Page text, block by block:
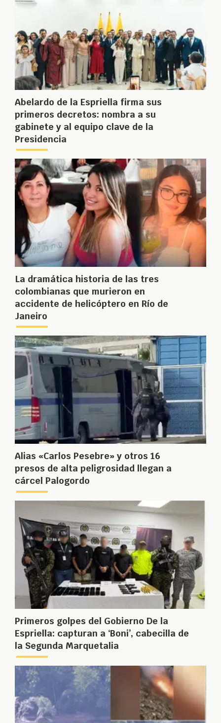
Abelardo de la Espriella firma sus
primeros decretos: nombra a su
gabinete y al equipo clave de la
Presidencia
La dramática historia de las tres
colombianas que murieron en
accidente de helicóptero en Río de
Janeiro
Alias «Carlos Pesebre» y otros 16
presos de alta peligrosidad llegan a
cárcel Palogordo
Primeros golpes del Gobierno De la
Espriella: capturan a ‘Boni’, cabecilla de
la Segunda Marquetalia